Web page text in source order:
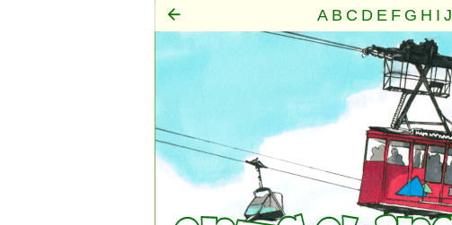
A B C D E F G H I J
Mensch·Seele · Geist ·